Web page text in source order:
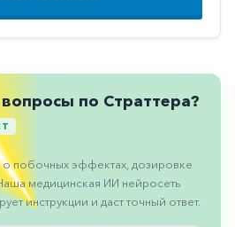
по Страттера?
побочных эффектах, дозировке
медицинская ИИ нейросеть
инструкции и даст точный ответ.